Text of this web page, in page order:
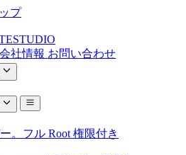
プ
会社情報 お問い合わせ
。フル Root 権限付き